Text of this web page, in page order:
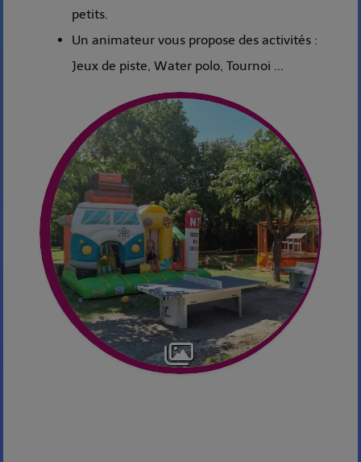
petits.
Un animateur vous propose des activités :
Jeux de piste, Water polo, Tournoi ...